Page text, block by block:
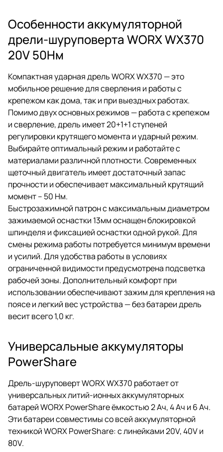
Особенности аккумуляторной
дрели-шуруповерта WORX WX370
20V 50Нм
Компактная ударная дрель WORX WX370 — это
мобильное решение для сверления и работы с
крепежом как дома, так и при выездных работах.
Помимо двух основных режимов — работа с крепежом
и сверление, дрель имеет 20+1+1 ступеней
регулировки крутящего момента и ударный режим.
Выбирайте оптимальный режим и работайте с
материалами различной плотности. Современных
щеточный двигатель имеет достаточный запас
прочности и обеспечивает максимальный крутящий
момент – 50 Нм.
Быстрозажимной патрон с максимальным диаметром
зажимаемой оснастки 13мм оснащен блокировкой
шпинделя и фиксацией оснастки одной рукой. Для
смены режима работы потребуется минимум времени
и усилий. Для удобства работы в условиях
ограниченной видимости предусмотрена подсветка
рабочей зоны. Дополнительный комфорт при
использовании обеспечивают зажим для крепления на
поясе и легкий вес устройства — без батареи дрель
весит всего 1,0 кг.
Универсальные аккумуляторы
PowerShare
Дрель-шуруповерт WORX WX370 работает от
универсальных литий-ионных аккумуляторных
батарей WORX PowerShare ёмкостью 2 Ач, 4 Ач и 6 Ач.
Эти батареи совместимы со всей аккумуляторной
техникой WORX PowerShare: с линейками 20V, 40V и
80V.